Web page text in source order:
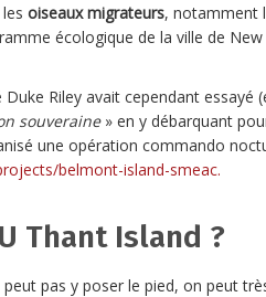
oiseaux migrateurs, notamment
écologique de la ville de New
Duke Riley avait cependant essayé
souveraine» en y débarquant
une opération commando
belmont-island-smeac.
Thant Island ?
peut pas y poser le pied, on peut